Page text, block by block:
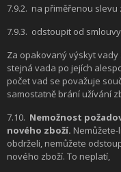
7.9.2. na přiměřenou slevu
7.9.3. odstoupit od
Za opakovaný výskyt
stejná vada po jejích
počet vad se považuje
samostatně brání užívání
7.10. Nemožnost
nového zboží.
obdrželi, nemůžete
nového zboží. To neplatí,